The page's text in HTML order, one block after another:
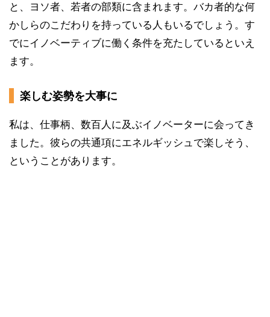
と、ヨソ者、若者の部類に含まれます。バカ者的な何
かしらのこだわりを持っている人もいるでしょう。す
でにイノベーティブに働く条件を充たしているといえ
ます。
楽しむ姿勢を大事に
私は、仕事柄、数百人に及ぶイノベーターに会ってき
ました。彼らの共通項にエネルギッシュで楽しそう、
ということがあります。